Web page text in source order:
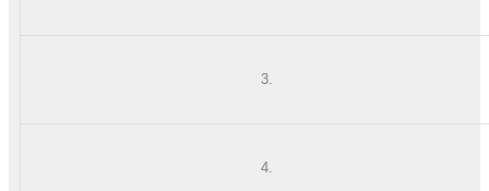
3.
4.